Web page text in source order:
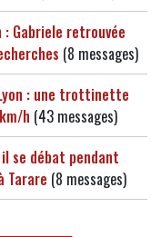
: Gabriele retrouvée
(8 messages)
: une trottinette
h (43 messages)
se débat pendant
Tarare (8 messages)